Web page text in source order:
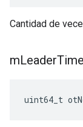
Cantidad de
mLeaderTime
uint64_t